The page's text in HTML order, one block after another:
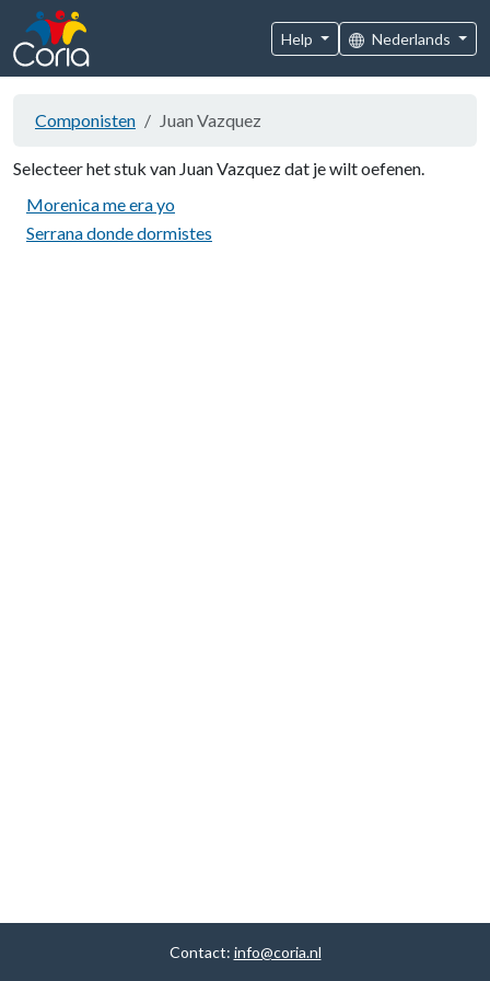
Help Nederlands
Componisten Juan Vazquez
Selecteer het stuk van Juan Vazquez dat je wilt oefenen.
Morenica me era yo
Serrana donde dormistes
Contact: info@coria.nl